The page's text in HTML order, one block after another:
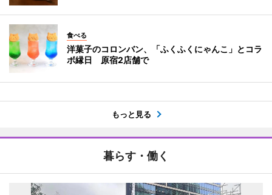
食べる
洋菓子のコロンバン、「ふくふくにゃんこ」とコラ
ボ縁日 原宿2店舗で
もっと見る
暮らす・働く